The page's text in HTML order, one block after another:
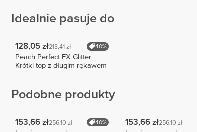
Idealnie pasuje do
128,05 zł213,41 zł 40%
Peach Perfect FX Glitter
Krótki top z długim rękawem
Podobne produkty
153,66 zł256,10 zł 40% 153,66 zł256,10 zł